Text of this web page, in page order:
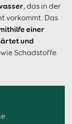
, das in der
vorkommt. Das
einer
und
Schadstoffe